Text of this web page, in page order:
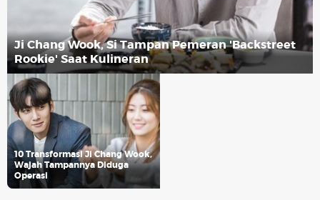
Ji Chang Wook, Si Tampan Pemeran 'Backstreet
Rookie' Saat Kulineran
10 Transformasi Ji Chang Wook,
Wajah Tampannya Diduga
Operasi